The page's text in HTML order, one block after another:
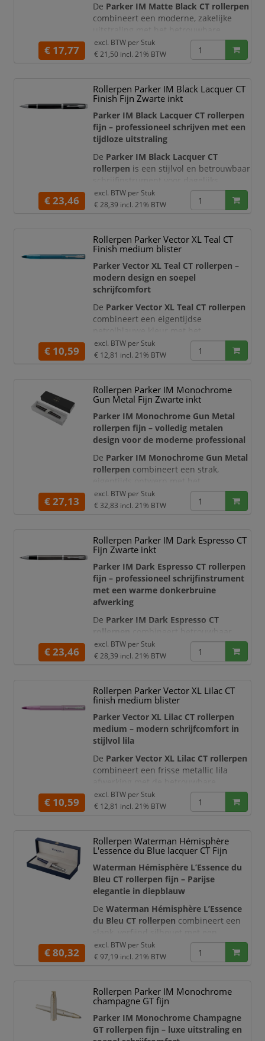
De Parker IM Matte Black CT rollerpen
combineert een moderne, zakelijke
schrijfcomfort waar Parker om
bekendstaat. De houder is afgewerkt
Samen met de karakteristieke Parker-
pijlclip ontstaat een stijlvol
schrijfinstrument dat uitstekend past
op kantoor, tijdens ve
€ 17,77
excl. BTW per Stuk
€ 21,50 incl. 21% BTW
Rollerpen Parker IM Black Lacquer CT
Finish Fijn Zwarte inkt
Parker IM Black Lacquer CT rollerpen
fijn – professioneel schrijven met een
tijdloze uitstraling
De Parker IM Black Lacquer CT
rollerpen is een stijlvol en betrouwbaar
schrijfinstrument voor dagelijks
professioneel en persoonlijk gebruik.
De intens zwarte, glanzend gelakte
karakteristieke Parker-pijlclip. Hierdoor
heeft de pen een tijdloze en
representatieve uitstraling die uitstek
€ 23,46
excl. BTW per Stuk
€ 28,39 incl. 21% BTW
Rollerpen Parker Vector XL Teal CT
Finish medium blister
Parker Vector XL Teal CT rollerpen –
modern design en soepel
schrijfcomfort
De Parker Vector XL Teal CT rollerpen
combineert een eigentijdse
betrouwbare schrijfcomfort van Parker.
De satijnachtige metallic afwerking
kenmerkende Parker-pijlclip. Hierdoor
is deze rollerpen een stijlvolle keuze
voor school, studie, kantoor en
dagelijks thuisgebruik.
De Vector
€ 10,59
excl. BTW per Stuk
€ 12,81 incl. 21% BTW
Rollerpen Parker IM Monochrome
Gun Metal Fijn Zwarte inkt
Parker IM Monochrome Gun Metal
rollerpen fijn – volledig metalen
design voor de moderne professional
De Parker IM Monochrome Gun Metal
rollerpen combineert een strak,
betrouwbare schrijfcomfort van Parker.
De volledig metalen behuizing,
monochrome uitstraling. Hierdoor is
deze luxe rollerpen een opvallend en
representatief schrijfinstrument voor
kantoor
€ 27,13
excl. BTW per Stuk
€ 32,83 incl. 21% BTW
Rollerpen Parker IM Dark Espresso CT
Fijn Zwarte inkt
Parker IM Dark Espresso CT rollerpen
fijn – professioneel schrijfinstrument
met een warme donkerbruine
afwerking
De Parker IM Dark Espresso CT
rollerpen
schrijfcomfort met een stijlvolle,
professionele vormgeving. De diep
lijnpatroon en beschermende lak.
Glanzende chromen details en de
karakteristieke Parker-pijlclip geven de
pen een verzorgde en repr
€ 23,46
excl. BTW per Stuk
€ 28,39 incl. 21% BTW
Rollerpen Parker Vector XL Lilac CT
finish medium blister
Parker Vector XL Lilac CT rollerpen
medium – modern schrijfcomfort in
stijlvol lila
De Parker Vector XL Lilac CT rollerpen
combineert een frisse metallic lila
afwerking met de betrouwbare
schrijfkwaliteit van Parker. Het grotere
XL-model biedt meer grip dan de
glanzende chroomkleurige details en
de iconische Parker-pijlclip geven de
pen een moderne, verzorgde uitstr
€ 10,59
excl. BTW per Stuk
€ 12,81 incl. 21% BTW
Rollerpen Waterman Hémisphère
L'essence du Blue lacquer CT Fijn
Waterman Hémisphère L’Essence du
Bleu CT rollerpen fijn – Parijse
elegantie in diepblauw
DeWaterman Hémisphère L’Essence
du Bleu CT rollerpen combineert een
slank, verfijnd silhouet met een
onderscheidende diepblauwe
afwerking. De levendige blauwe lak en
de beweging van het water en de
Parijse identiteit van het merk.
Palladiumkleurige details en de
herkenbare dubbel v
€ 80,32
excl. BTW per Stuk
€ 97,19 incl. 21% BTW
Rollerpen Parker IM Monochrome
champagne GT fijn
Parker IM Monochrome Champagne
GT rollerpen fijn – luxe uitstraling en